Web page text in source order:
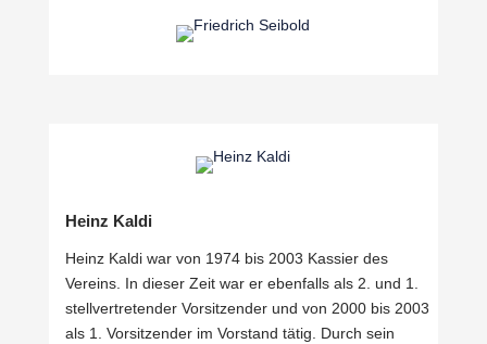
Heinz Kaldi
Heinz Kaldi war von 1974 bis 2003 Kassier des
Vereins. In dieser Zeit war er ebenfalls als 2. und 1.
stellvertretender Vorsitzender und von 2000 bis 2003
als 1. Vorsitzender im Vorstand tätig. Durch sein